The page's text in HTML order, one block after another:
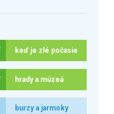
keď je zlé počasie
hrady a múzeá
burzy a jarmoky